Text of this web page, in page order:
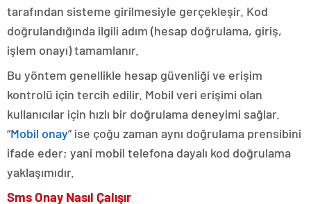
tarafından sisteme girilmesiyle gerçekleşir. Kod
doğrulandığında ilgili adım (hesap doğrulama, giriş,
işlem onayı) tamamlanır.
Bu yöntem genellikle hesap güvenliği ve erişim
kontrolü için tercih edilir. Mobil veri erişimi olan
kullanıcılar için hızlı bir doğrulama deneyimi sağlar.
“Mobil onay” ise çoğu zaman aynı doğrulama prensibini
ifade eder; yani mobil telefona dayalı kod doğrulama
yaklaşımıdır.
Sms Onay Nasıl Çalışır